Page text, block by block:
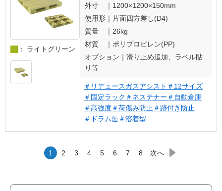
： ライトグリーン
外寸 ｜ 1200×1200×150mm
使用形｜ 片面四方差し(D4)
質量 ｜ 26kg
材質 ｜ ポリプロピレン(PP)
オプション｜ 滑り止め追加、ラベル貼
り等
＃リデュースガスアシスト ＃12サイズ
＃固定ラック ＃ネステナー ＃自動倉庫
＃高強度＃荷傷み防止 ＃跡付き防止
＃ドラム缶＃溶着型
1 2 3 4 5 6 7 8 次へ